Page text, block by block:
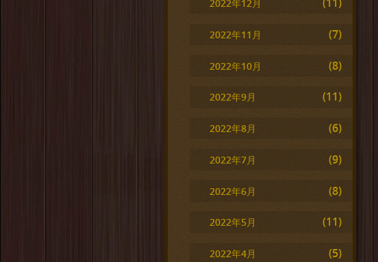
2022年12月
2022年11月 (7)
2022年10月 (8)
2022年9月 (11)
2022年8月 (6)
2022年7月 (9)
2022年6月 (8)
2022年5月 (11)
2022年4月 (5)